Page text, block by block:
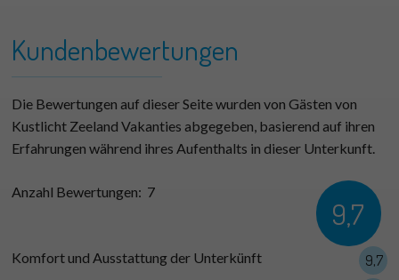
Kundenbewertungen
Die Bewertungen auf dieser Seite wurden von Gästen von
Kustlicht Zeeland Vakanties abgegeben, basierend auf ihren
Erfahrungen während ihres Aufenthalts in dieser Unterkunft.
Anzahl Bewertungen:
9,7
7
Komfort und Ausstattung der Unterkünft 9,7